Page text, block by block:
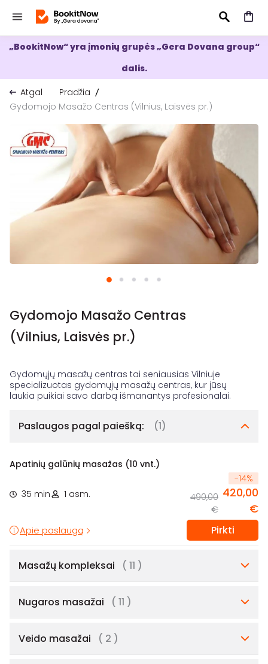
IEŠKOTI
„BookitNow“ yra įmonių grupės „Gera Dovana group“
dalis.
Atgal
Pradžia
Gydomojo Masažo Centras (Vilnius, Laisvės pr.)
Gydomojo Masažo Centras
(Vilnius, Laisvės pr.)
Gydomųjų masažų centras tai seniausias Vilniuje
specializuotas gydomųjų masažų centras, kur jūsų
Paslaugos pagal paiešką: (1)
Apatinių galūnių masažas (10 vnt.)
35 min. 1 asm.
-14%
490,00
€
420,00
€
Apie paslaugą Pirkti
Masažų kompleksai ( 11 )
Nugaros masažai ( 11 )
Veido masažai ( 2 )